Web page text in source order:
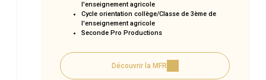
l'enseignement agricole
Cycle orientation collège/Classe de 3ème de
l'enseignement agricole
Seconde Pro Productions
Découvrir la MFR